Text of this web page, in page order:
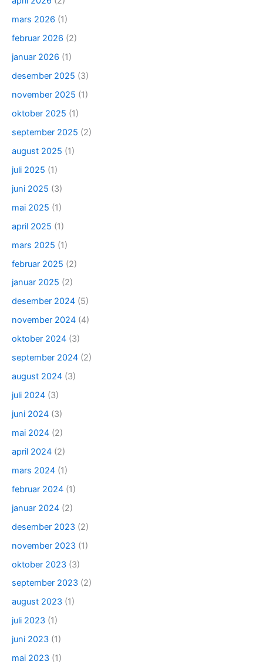
mars 2026 (1)
februar 2026 (2)
januar 2026 (1)
desember 2025 (3)
november 2025 (1)
oktober 2025 (1)
september 2025 (2)
august 2025 (1)
juli 2025 (1)
juni 2025 (3)
mai 2025 (1)
april 2025 (1)
mars 2025 (1)
februar 2025 (2)
januar 2025 (2)
desember 2024 (5)
november 2024 (4)
oktober 2024 (3)
september 2024 (2)
august 2024 (3)
juli 2024 (3)
juni 2024 (3)
mai 2024 (2)
april 2024 (2)
mars 2024 (1)
februar 2024 (1)
januar 2024 (2)
desember 2023 (2)
november 2023 (1)
oktober 2023 (3)
september 2023 (2)
august 2023 (1)
juli 2023 (1)
juni 2023 (1)
mai 2023 (1)